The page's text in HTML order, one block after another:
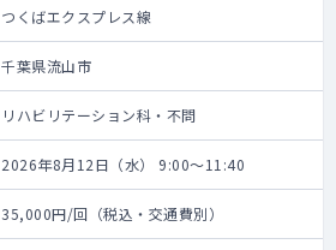
つくばエクスプレス線
千葉県流山市
リハビリテーション科・不問
2026年8月12日（水） 9:00～11:40
35,000円/回（税込・交通費別）